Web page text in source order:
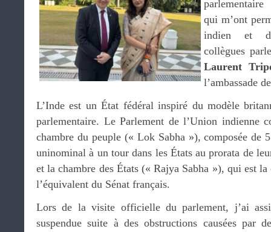
qui m’ont
indien et
collègues
Laurent
l’ambassade
L’Inde est un État fédéral inspiré du modèle
parlementaire. Le Parlement de l’Union indienne
chambre du peuple (« Lok Sabha »), composée de
uninominal à un tour dans les États au prorata de
et la chambre des États (« Rajya Sabha »), qui est
l’équivalent du Sénat français.
Lors de la visite officielle du parlement, j’ai
suspendue suite à des obstructions causées par